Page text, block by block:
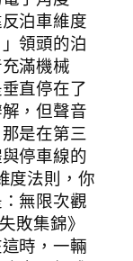
泊車維度
領頭的泊
滿機械
直停在了
，但聲音
是在第三
停車線的
度法則，你
無限次觀
敗集錦》
時，一輛